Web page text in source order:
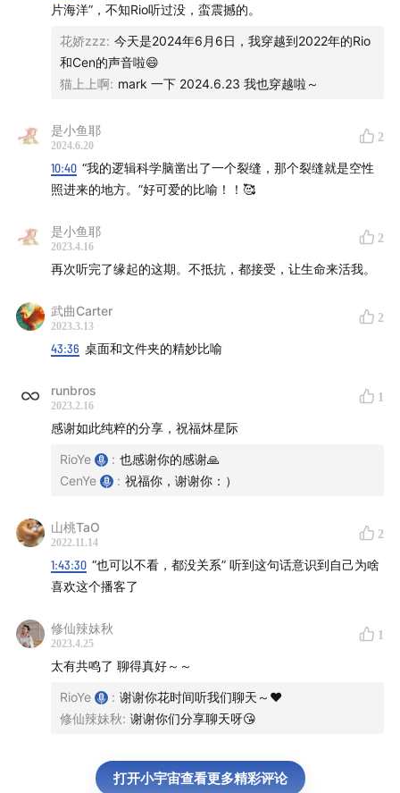
1:04:54无知是苦：十个傻子渡河的故事
1:06:15「修道」也是双向选择
1:06:29修道的误区1：修行几十年，却越来越不快乐
1:07:48修道的误区2：我们投射了自己的预期在修行人
1:08:24修道的误区3：把期望寄托在几天的朝拜里面
1:09:01 「你其实根本没有清净的世界可以回去」
1:09:35没有任何苦修可以让一个人成道
1:11:09就像在「炑星迹」打车去「炑星迹」
1:12:19 「你的终点就是你的起点，你的结果就是你的过
1:12:59「原来出家是一件这么令人快乐的事情」
尝试领悟「空性」的生活是什么状态？
1:13:44臣服于生活是不是等于消极？
和绿城的对抗：当我们去祝福水管
1:20:46 痛苦起源于「分别心」
1:21:57 「只不过是一些粒子和粒子的交换罢了」
1:22:47 「连情绪都是不存在的」
1:23:18大自然都是和「一体意识」连接的
1:23:30「所有的一切都是你，慈悲是你全部生命的一部
分」
1:24:27「平等心」：轻轻松松地欣赏每一个瞬间
1:25:13「当你照顾好你自己，世界会照顾它自己」
1:25:54「不是你在活出生命，而是让生命来活你」
1:26:39醒觉之后：看山还是山
「你在人间是一个管道，让意识流过你的身体」
片海洋”，不知Rio听过没，蛮震撼的。
花娇zzz: 今天是2024年6月6日，我穿越到2022年的Rio
和Cen的声音啦😄
猫上上啊: mark 一下 2024.6.23 我也穿越啦～
是小鱼耶
2024.6.20
2
10:40 “我的逻辑科学脑凿出了一个裂缝，那个裂缝就是空性
照进来的地方。”好可爱的比喻！！🥰
是小鱼耶
2023.4.16
2
再次听完了缘起的这期。不抵抗，都接受，让生命来活我。
武曲Carter
2023.3.13
2
43:36 桌面和文件夹的精妙比喻
runbros
2023.2.16
1
感谢如此纯粹的分享，祝福炑星际
RioYe : 也感谢你的感谢🙏
CenYe
: 祝福你，谢谢你：）
山桃TaO
2022.11.14
2
1:43:30 “也可以不看，都没关系” 听到这句话意识到自己为啥
喜欢这个播客了
修仙辣妹秋
2023.4.25
1
太有共鸣了 聊得真好～～
RioYe : 谢谢你花时间听我们聊天～❤️
修仙辣妹秋: 谢谢你们分享聊天呀😘
打开小宇宙查看更多精彩评论